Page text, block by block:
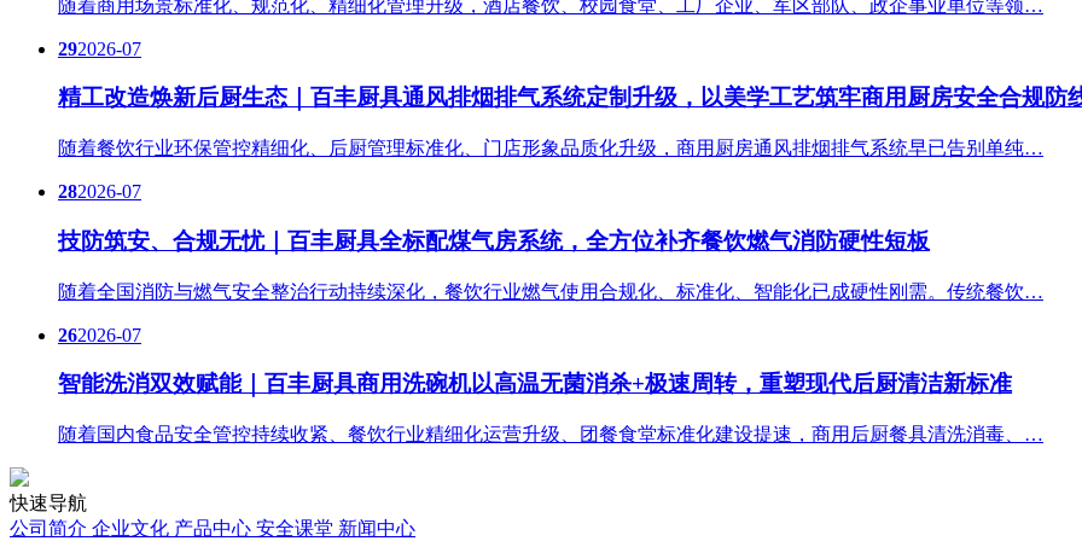
随着商用场景标准化、规范化、精细化管理升级，酒店餐饮、校园食堂、工厂企业、军区部队、政企事业单位等领…
292026-07
精工改造焕新后厨生态｜百丰厨具通风排烟排气系统定制升级，以美学工艺筑牢商用厨房安全合规防
随着餐饮行业环保管控精细化、后厨管理标准化、门店形象品质化升级，商用厨房通风排烟排气系统早已告别单纯…
282026-07
技防筑安、合规无忧｜百丰厨具全标配煤气房系统，全方位补齐餐饮燃气消防硬性短板
随着全国消防与燃气安全整治行动持续深化，餐饮行业燃气使用合规化、标准化、智能化已成硬性刚需。传统餐饮…
262026-07
智能洗消双效赋能｜百丰厨具商用洗碗机以高温无菌消杀+极速周转，重塑现代后厨清洁新标准
随着国内食品安全管控持续收紧、餐饮行业精细化运营升级、团餐食堂标准化建设提速，商用后厨餐具清洗消毒、…
快速导航
公司简介 企业文化 产品中心 安全课堂 新闻中心